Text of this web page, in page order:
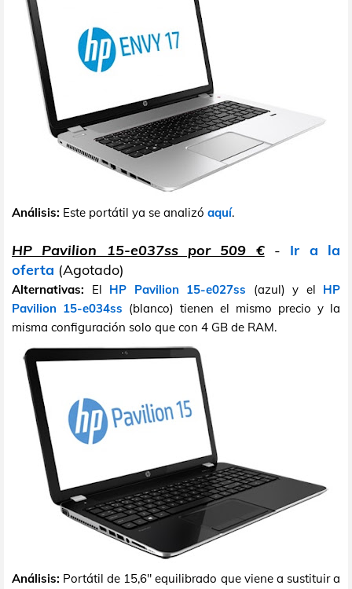
Análisis: Este portátil ya se analizó aquí.
HP Pavilion 15-e037ss por 509 €- Ir a la
oferta (Agotado)
Alternativas: El HP Pavilion 15-e027ss (azul) y el HP
Pavilion 15-e034ss (blanco) tienen el mismo precio y la
misma configuración solo que con 4 GB de RAM.
Análisis: Portátil de 15,6" equilibrado que viene a sustituir a